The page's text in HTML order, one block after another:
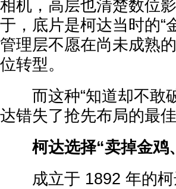
相机，高层也清楚数位
于，底片是柯达当时的“
管理层不愿在尚未成熟
位转型。
而这种“知道却不敢破
达错失了抢先布局的最佳
柯达选择“卖掉金鸡
成立于 1892 年的柯